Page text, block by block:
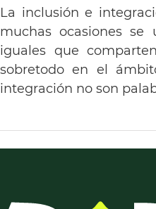
La inclusión e
muchas ocasiones se
iguales que
sobretodo en el
integración no son